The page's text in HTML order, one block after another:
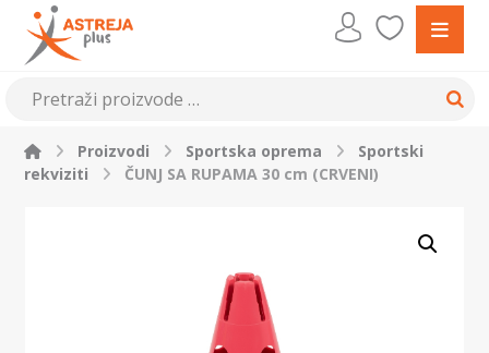
Proizvodi Sportska oprema
Sportski
rekviziti
ČUNJ SA RUPAMA 30 cm (CRVENI)